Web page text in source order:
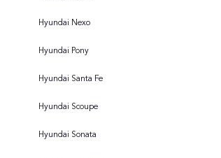
Hyundai Nexo
Hyundai Pony
Hyundai Santa Fe
Hyundai Scoupe
Hyundai Sonata